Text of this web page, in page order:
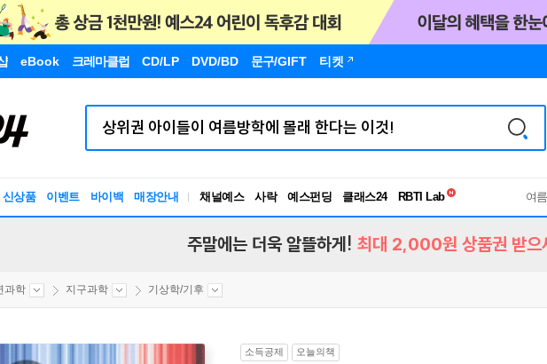
eBook 크레마클럽 CD/LP DVD/BD 문구/GIFT 티켓
신상품 이벤트 바이백 매장안내 채널예스 사락 예스펀딩 클래스24
독서유형검사
여
주말에는 더욱 알뜰하게! 최대 2,000원 상품권 받으
과학 지구과학 기상학/기후
소득공제 오늘의책